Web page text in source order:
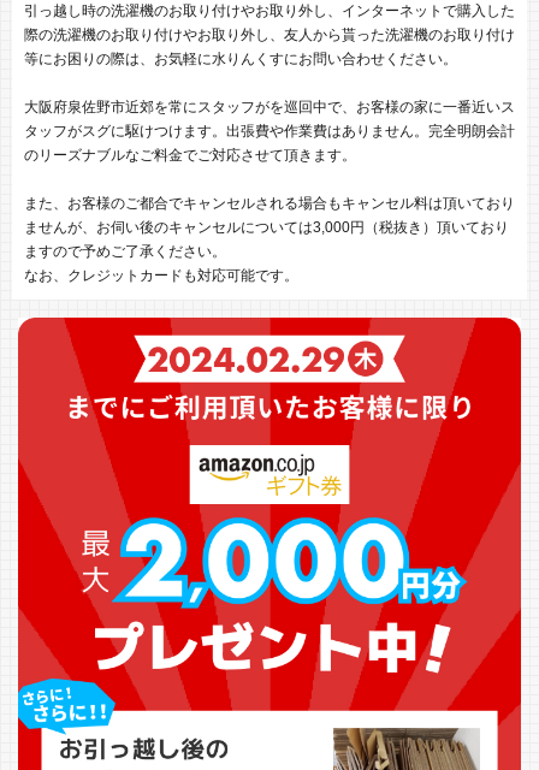
引っ越し時の洗濯機のお取り付けやお取り外し、インターネットで購入した
際の洗濯機のお取り付けやお取り外し、友人から貰った洗濯機のお取り付け
等にお困りの際は、お気軽に水りんくすにお問い合わせください。
大阪府泉佐野市近郊を常にスタッフがを巡回中で、お客様の家に一番近いス
タッフがスグに駆けつけます。出張費や作業費はありません。完全明朗会計
のリーズナブルなご料金でご対応させて頂きます。
また、お客様のご都合でキャンセルされる場合もキャンセル料は頂いており
ませんが、お伺い後のキャンセルについては3,000円（税抜き）頂いており
ますので予めご了承ください。
なお、クレジットカードも対応可能です。